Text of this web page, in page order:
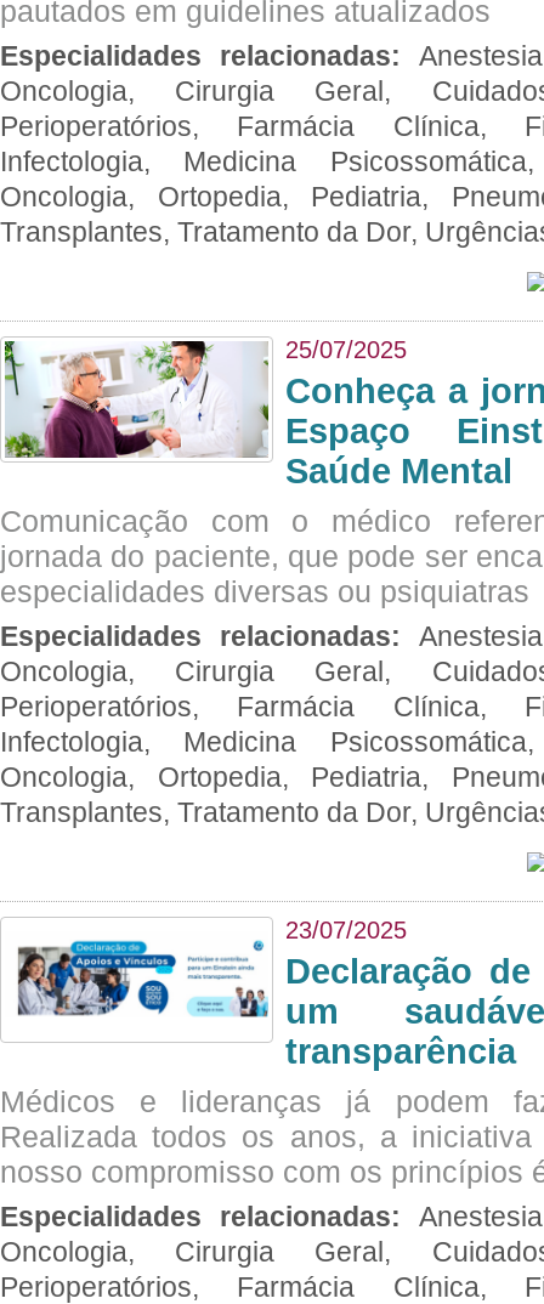
pautados em guidelines atualizados
Especialidades relacionadas:
Oncologia, Cirurgia Geral,
Perioperatórios, Farmácia Clínica,
Infectologia, Medicina
Oncologia, Ortopedia, Pediatria,
Transplantes, Tratamento da Dor,
25/07/2025
Conheça a
Espaço
Saúde Mental
Comunicação com o médico
jornada do paciente, que pode ser
especialidades diversas ou psiquiatras
Especialidades relacionadas:
Oncologia, Cirurgia Geral,
Perioperatórios, Farmácia Clínica,
Infectologia, Medicina
Oncologia, Ortopedia, Pediatria,
Transplantes, Tratamento da Dor,
23/07/2025
Declaração
um
transparência
Médicos e lideranças já podem
Realizada todos os anos, a
nosso compromisso com os princípios
Especialidades relacionadas:
Oncologia, Cirurgia Geral,
Perioperatórios, Farmácia Clínica,